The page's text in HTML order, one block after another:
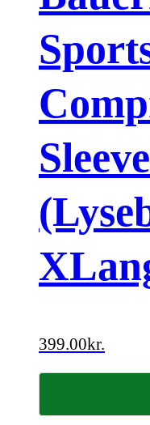
399.00kr.